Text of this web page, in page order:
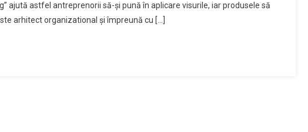
ajută astfel antreprenorii să-şi pună în aplicare visurile, iar produsele să
arhitect organizational şi împreună cu […]